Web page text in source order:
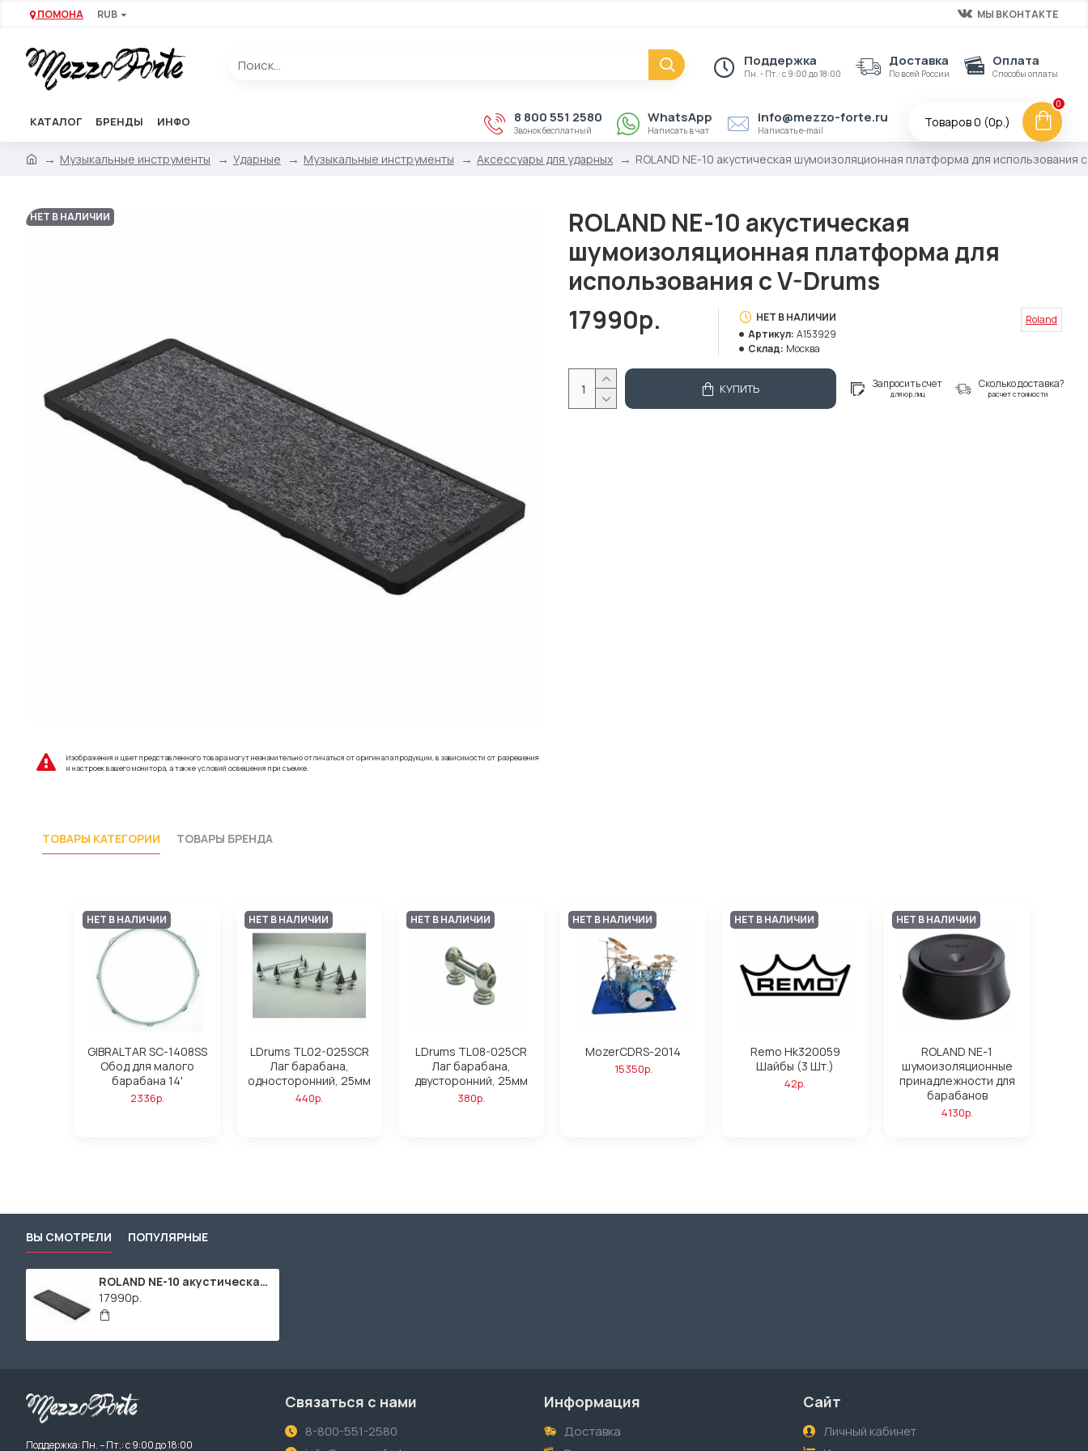
ПОМОНА RUB МЫ ВКОНТАКТЕ
Поддержка
Пн. - Пт.: с 9:00 до 18:00
Доставка
По всей России
Оплата
Способы оплаты
КАТАЛОГ БРЕНДЫ ИНФО 8 800 551 2580
Звонок бесплатный
WhatsApp
Написать в чат
info@mezzo-forte.ru
Написать e-mail
Товаров 0 (0р.)
0
Музыкальные инструменты Ударные Музыкальные инструменты Аксессуары для ударных ROLAND NE-10 акустическая шумоизоляционная платформа для использования
НЕТ В НАЛИЧИИ
Изображения и цвет представленного товара могут незначительно отличаться от оригинала продукции, в зависимости от разрешения
и настроек вашего монитора, а также условий освещения при съемке.
ROLAND NE-10 акустическая
шумоизоляционная платформа для
использования с V-Drums
17990р.
НЕТ В НАЛИЧИИ
Артикул: A153929
Склад: Москва
Roland
КУПИТЬ Запросить счет
для юр.лиц
Сколько доставка?
расчет стоимости
ТОВАРЫ КАТЕГОРИИ ТОВАРЫ БРЕНДА
НЕТ В НАЛИЧИИ
GIBRALTAR SC-1408SS
Обод для малого
барабана 14'
2336р.
НЕТ В НАЛИЧИИ
LDrums TL02-025SCR
Лаг барабана,
односторонний, 25мм
440р.
НЕТ В НАЛИЧИИ
LDrums TL08-025CR
Лаг барабана,
двусторонний, 25мм
380р.
НЕТ В НАЛИЧИИ
MozerCDRS-2014
15350р.
НЕТ В НАЛИЧИИ
Remo Hk320059
Шайбы (3 Шт.)
42р.
НЕТ В НАЛИЧИИ
ROLAND NE-1
шумоизоляционные
принадлежности для
барабанов
4130р.
ВЫ СМОТРЕЛИ ПОПУЛЯРНЫЕ
ROLAND NE-10 акустическая шумоизоляционная платформа для использования с V-Drums
17990р.
Поддержка: Пн. – Пт.: с 9:00 до 18:00
Связаться с нами
8-800-551-2580
Информация
Доставка
Сайт
Личный кабинет